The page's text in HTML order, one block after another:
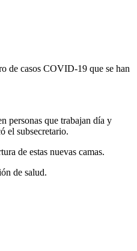
de casos COVID-19 que se han
personas que trabajan día y
el subsecretario.
de estas nuevas camas.
de salud.